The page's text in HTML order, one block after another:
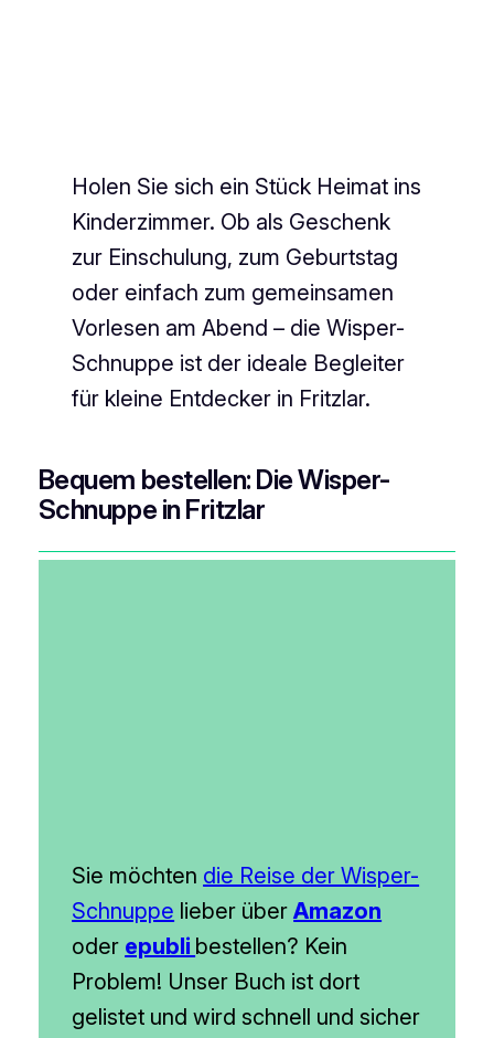
Holen Sie sich ein Stück Heimat ins
Kinderzimmer. Ob als Geschenk
zur Einschulung, zum Geburtstag
oder einfach zum gemeinsamen
Vorlesen am Abend – die Wisper-
Schnuppe ist der ideale Begleiter
für kleine Entdecker in Fritzlar.
Bequem bestellen: Die Wisper-
Schnuppe in Fritzlar
Sie möchten die Reise der Wisper-
Schnuppe lieber überAmazon
oder epubli bestellen? Kein
Problem! Unser Buch ist dort
gelistet und wird schnell und sicher